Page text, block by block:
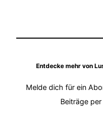
Entdecke mehr von
Melde dich für ein
Beiträge